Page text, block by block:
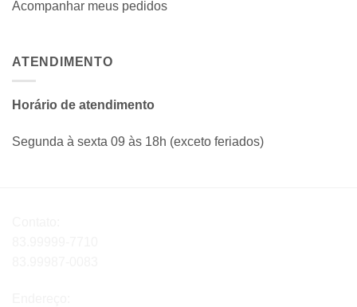
Acompanhar meus pedidos
ATENDIMENTO
Horário de atendimento
Segunda à sexta 09 às 18h (exceto feriados)